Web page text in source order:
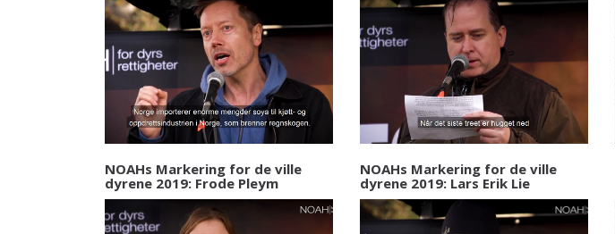
NOAHs Markering for de ville
dyrene 2019: Frode Pleym
NOAHs Markering for de ville
dyrene 2019: Lars Erik Lie